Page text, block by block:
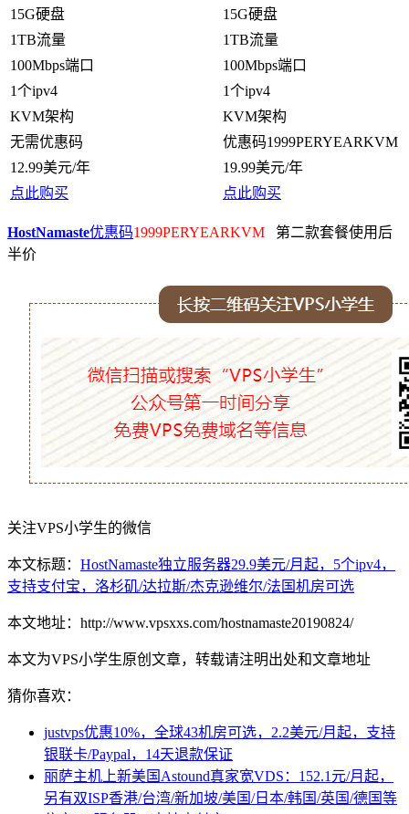
15G硬盘
15G硬盘
1TB流量
1TB流量
100Mbps端口
100Mbps端口
1个ipv4
1个ipv4
KVM架构
KVM架构
无需优惠码
优惠码1999PERYEARKVM
12.99美元/年
19.99美元/年
点此购买
点此购买
HostNamaste优惠码1999PERYEARKVM 第二款套餐使用后
半价
关注VPS小学生的微信
本文标题： HostNamaste独立服务器29.9美元/月起，5个ipv4，
支持支付宝，洛杉矶/达拉斯/杰克逊维尔/法国机房可选
本文地址：http://www.vpsxxs.com/hostnamaste20190824/
本文为VPS小学生原创文章，转载请注明出处和文章地址
猜你喜欢：
justvps优惠10%，全球43机房可选，2.2美元/月起，支持
银联卡/Paypal，14天退款保证
丽萨主机上新美国Astound真家宽VDS：152.1元/月起，
另有双ISP香港/台湾/新加坡/美国/日本/韩国/英国/德国等